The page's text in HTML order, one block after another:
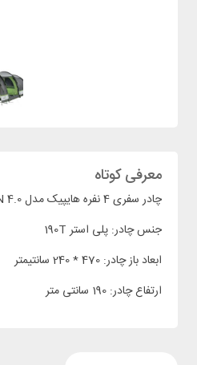
معرفی کوتاه
چادر سفری 4 نفره هایپیک مدل HIGH PEAK BRIXEN 4.0
جنس چادر: پلی استر 190T
ابعاد باز چادر: 470 * 240 سانتیمتر
ارتفاع چادر: 190 سانتی متر